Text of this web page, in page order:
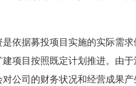
依据募投项目实施的实际需
项目按照既定计划推进。由
公司的财务状况和经营成果产